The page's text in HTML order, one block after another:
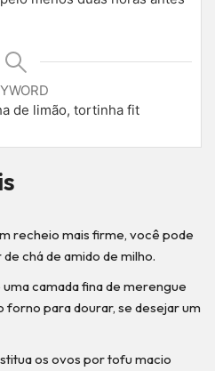
de limão, tortinha fit
recheio mais firme, você pode
chá de amido de milho.
uma camada fina de merengue
forno para dourar, se desejar um
os ovos por tofu macio